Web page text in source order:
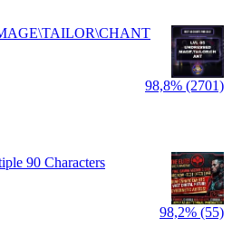
98,8% (2701)
90 Characters
98,2% (55)